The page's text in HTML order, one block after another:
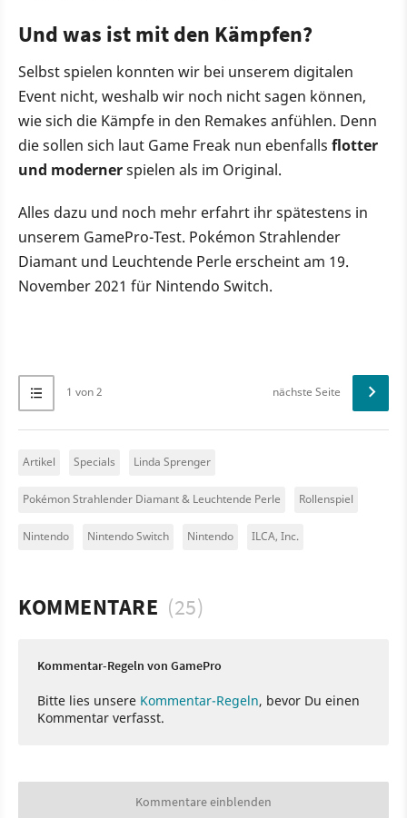
Und was ist mit den Kämpfen?
Selbst spielen konnten wir bei unserem digitalen
Event nicht, weshalb wir noch nicht sagen können,
wie sich die Kämpfe in den Remakes anfühlen. Denn
die sollen sich laut Game Freak nun ebenfalls flotter
und modernerspielen als im Original.
Alles dazu und noch mehr erfahrt ihr spätestens in
unserem GamePro-Test. Pokémon Strahlender
Diamant und Leuchtende Perle erscheint am 19.
November 2021 für Nintendo Switch.
1 von 2 nächste Seite
Artikel Specials Linda Sprenger
Pokémon Strahlender Diamant & Leuchtende Perle Rollenspiel
Nintendo Nintendo Switch Nintendo ILCA, Inc.
KOMMENTARE (25)
Kommentar-Regeln von GamePro
Bitte lies unsere Kommentar-Regeln, bevor Du einen
Kommentar verfasst.
Kommentare einblenden